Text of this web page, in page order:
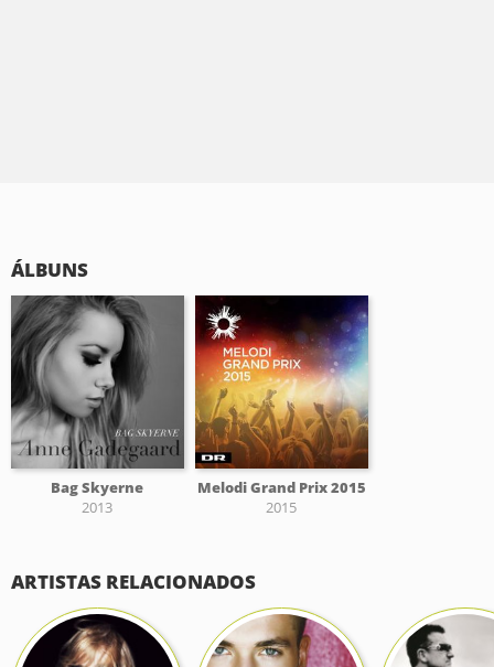
ÁLBUNS
Bag Skyerne
2013
Melodi Grand Prix 2015
2015
ARTISTAS RELACIONADOS